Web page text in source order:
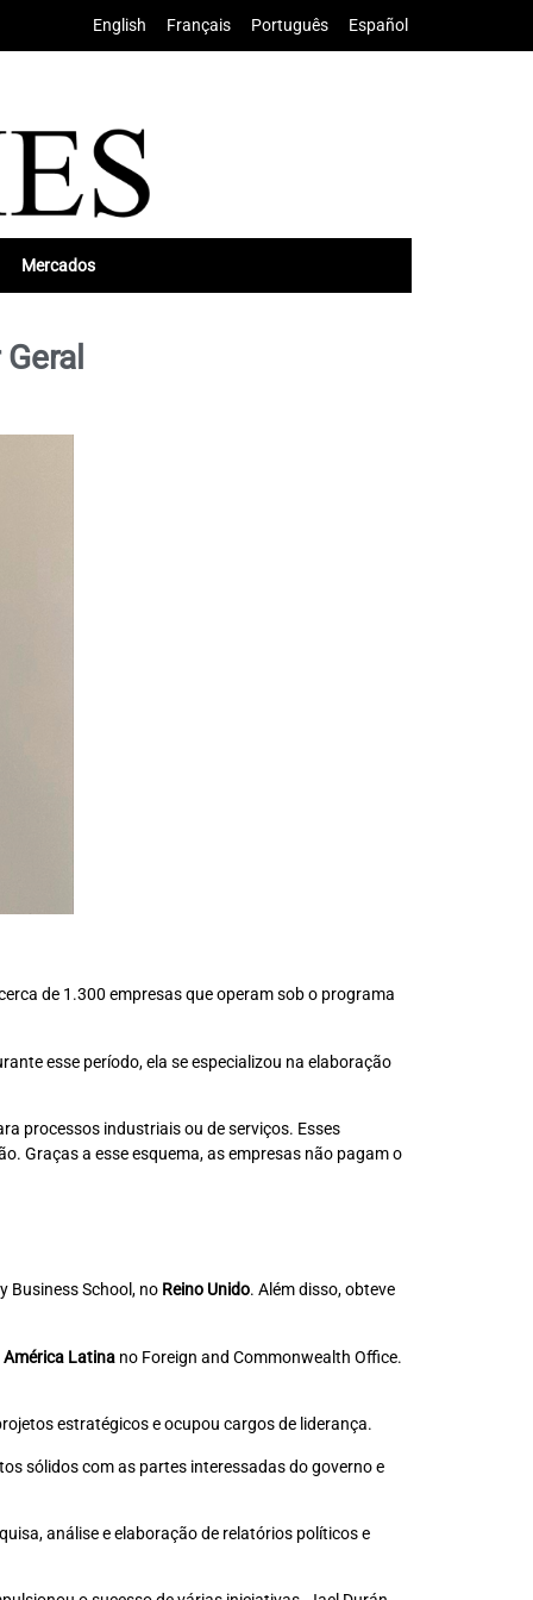
English Français Português Español
Mercados
de 1.300 empresas que operam sob o programa
esse período, ela se especializou na elaboração
processos industriais ou de serviços. Esses
Graças a esse esquema, as empresas não pagam o
Business School, no Reino Unido. Além disso, obteve
América Latina no Foreign and Commonwealth Office.
estratégicos e ocupou cargos de liderança.
sólidos com as partes interessadas do governo e
análise e elaboração de relatórios políticos e